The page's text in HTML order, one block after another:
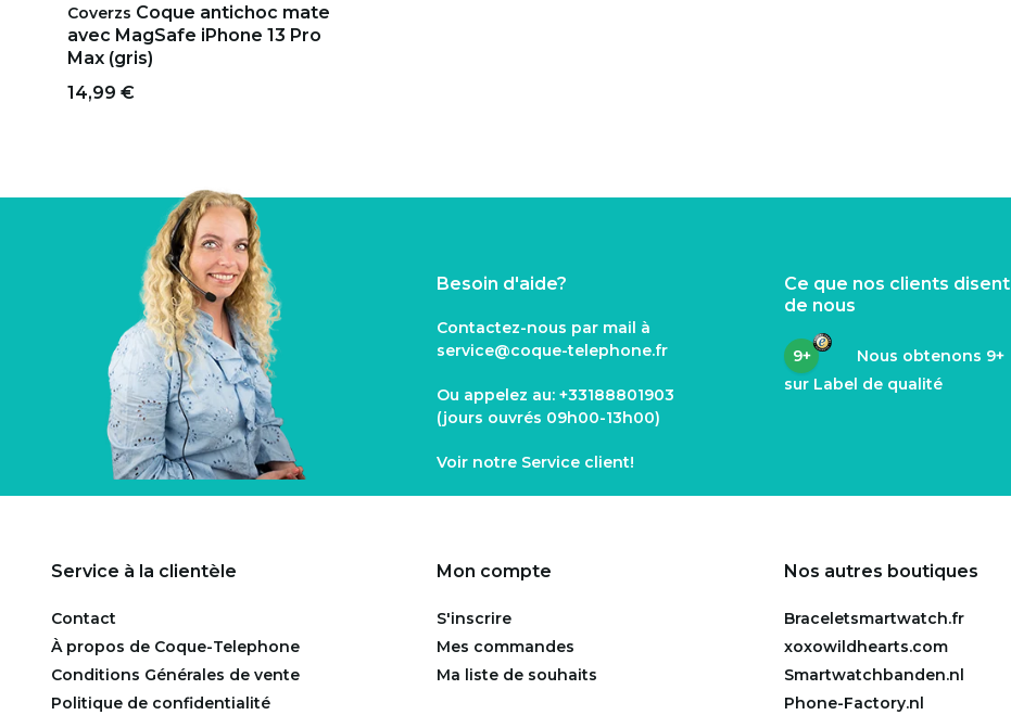
Coverzs Coque antichoc mate
avec MagSafe iPhone 13 Pro
Max (gris)
14,99 €
Besoin d'aide?
Contactez-nous par mail à
service@coque-telephone.fr
Ou appelez au: +33188801903
(jours ouvrés 09h00-13h00)
Voir notre Service client!
Ce que nos clients disent
de nous
9+ Nous obtenons 9+
sur Label de qualité
Service à la clientèle
Contact
À propos de Coque-Telephone
Conditions Générales de vente
Politique de confidentialité
Mon compte
S'inscrire
Mes commandes
Ma liste de souhaits
Nos autres boutiques
Braceletsmartwatch.fr
xoxowildhearts.com
Smartwatchbanden.nl
Phone-Factory.nl